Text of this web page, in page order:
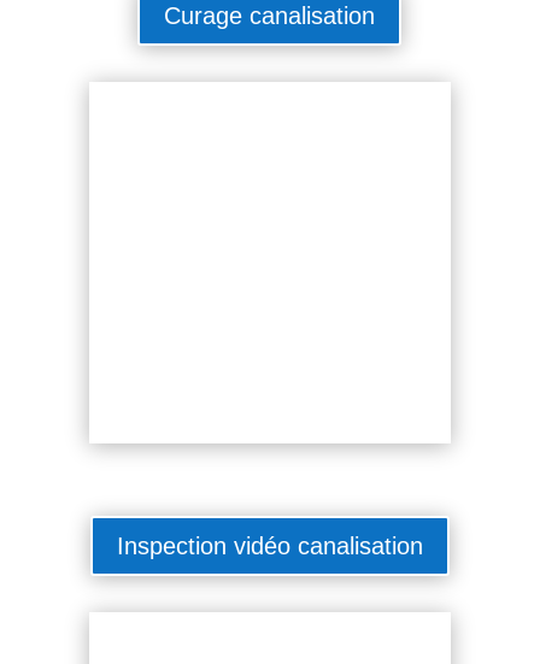
Curage canalisation
Inspection vidéo canalisation